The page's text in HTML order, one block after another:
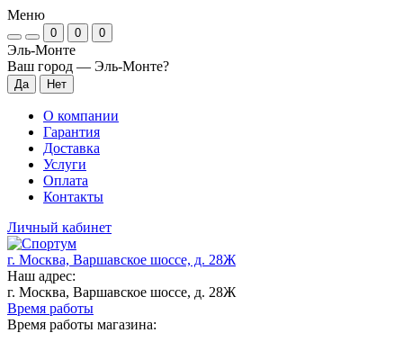
Меню
0 0 0
Эль-Монте
Ваш город — Эль-Монте?
О компании
Гарантия
Доставка
Услуги
Оплата
Контакты
Личный кабинет
г. Москва, Варшавское шоссе, д. 28Ж
Наш адрес:
г. Москва, Варшавское шоссе, д. 28Ж
Время работы
Время работы магазина: